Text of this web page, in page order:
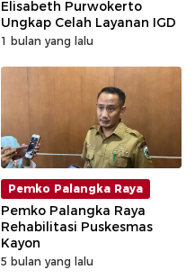
Elisabeth Purwokerto
Ungkap Celah Layanan IGD
1 bulan yang lalu
Pemko Palangka Raya
Pemko Palangka Raya
Rehabilitasi Puskesmas
Kayon
5 bulan yang lalu